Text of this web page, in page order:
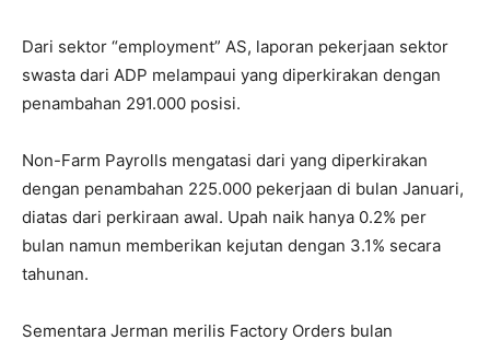
Dari sektor “employment” AS, laporan pekerjaan sektor
swasta dari ADP melampaui yang diperkirakan dengan
penambahan 291.000 posisi.
Non-Farm Payrolls mengatasi dari yang diperkirakan
dengan penambahan 225.000 pekerjaan di bulan Januari,
diatas dari perkiraan awal. Upah naik hanya 0.2% per
bulan namun memberikan kejutan dengan 3.1% secara
tahunan.
Sementara Jerman merilis Factory Orders bulan